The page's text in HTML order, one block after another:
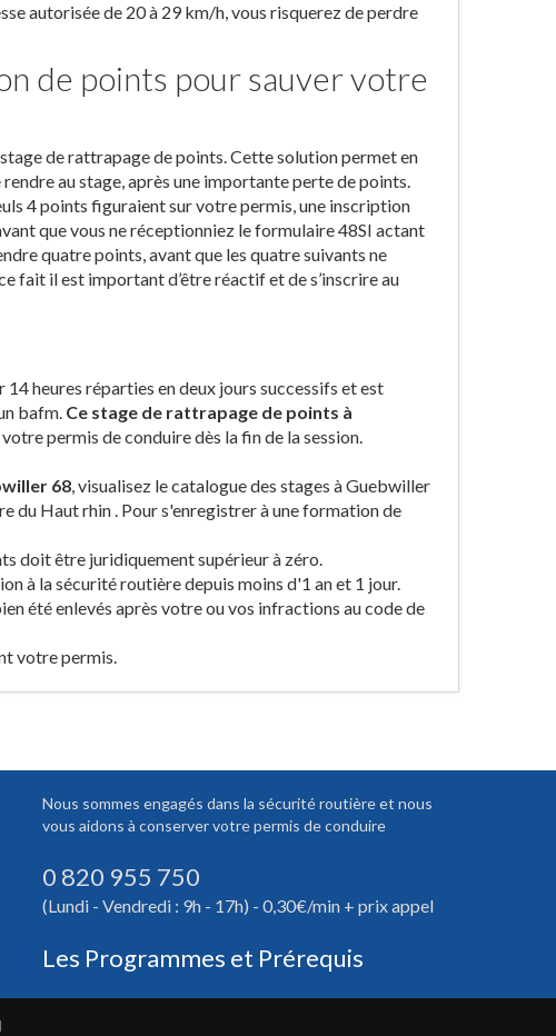
autorisée de 20 à 29 km/h, vous risquerez de perdre
de points pour sauver votre
de rattrapage de points. Cette solution permet en
au stage, après une importante perte de points.
4 points figuraient sur votre permis, une inscription
que vous ne réceptionniez le formulaire 48SI actant
quatre points, avant que les quatre suivants ne
fait il est important d’être réactif et de s’inscrire au
heures réparties en deux jours successifs et est
bafm. Ce stage de rattrapage de points à
permis de conduire dès la fin de la session.
68, visualisez le catalogue des stages à Guebwiller
du Haut rhin . Pour s'enregistrer à une formation de
doit être juridiquement supérieur à zéro.
à la sécurité routière depuis moins d'1 an et 1 jour.
été enlevés après votre ou vos infractions au code de
votre permis.
Nous sommes engagés dans la sécurité routière et nous
vous aidons à conserver votre permis de conduire
0 820 955 750
(Lundi - Vendredi : 9h - 17h) - 0,30€/min + prix appel
Les Programmes et Prérequis